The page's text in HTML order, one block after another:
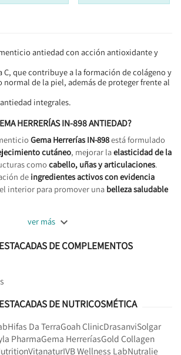
antiedad con acción antioxidante y
que contribuye a la formación de colágeno y
de la piel, además de proteger frente al
integrales.
HERRERÍAS IN-898 ANTIEDAD?
Gema Herrerías IN-898está formulado
cutáneo, mejorar laelasticidad de la
como cabello, uñas y articulaciones.
de ingredientes activos con evidencia
interior para promover una belleza saludable
ver más 
DE COMPLEMENTOS
DE NUTRICOSMÉTICA
Hifas Da TerraGoah ClinicDrasanviSolgar
PharmaGema HerreríasGold Collagen
VitanaturIVB Wellness LabNutralie